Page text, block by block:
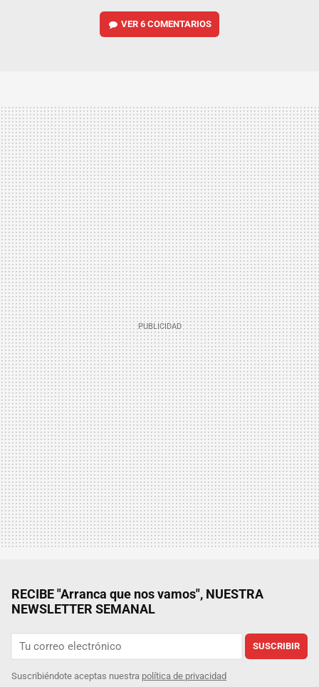
VER6 COMENTARIOS
RECIBE "Arranca que nos vamos", NUESTRA
NEWSLETTER SEMANAL
SUSCRIBIR
Suscribiéndote aceptas nuestra política de privacidad